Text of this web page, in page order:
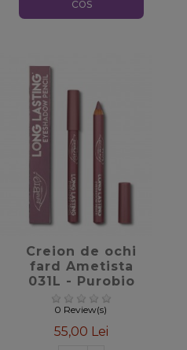
cos
favorite_border
Creion de ochi
fard Ametista
031L - Purobio
0 Review(s)
55,00 Lei